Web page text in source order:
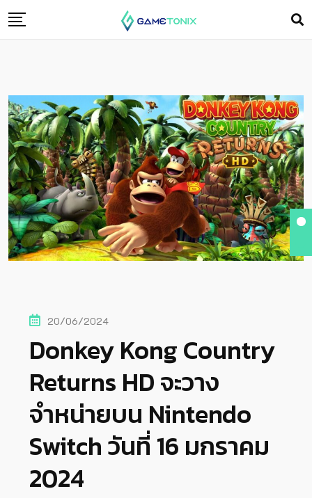
20/06/2024
Donkey Kong Country
Returns HD จะวาง
จำหน่ายบน Nintendo
Switch วันที่ 16 มกราคม
2024